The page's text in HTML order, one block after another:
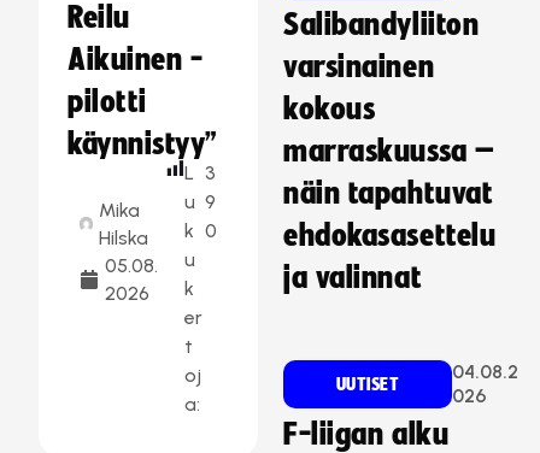
Reilu
Aikuinen -
pilotti
käynnistyy”
Mika
Hilska
05.08.
2026
L
u
k
u
k
er
t
oj
a:
3
9
0
Salibandyliiton
varsinainen
kokous
marraskuussa –
näin tapahtuvat
ehdokasasettelu
ja valinnat
UUTISET
04.08.2
026
F-liigan alku